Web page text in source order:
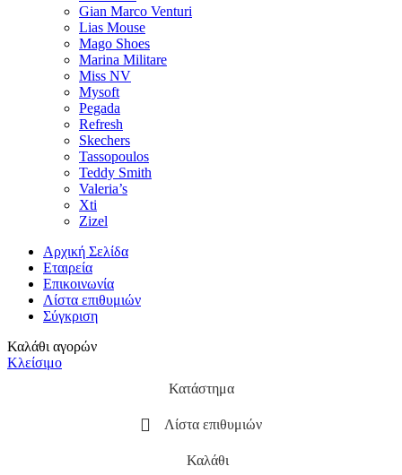
Gian Marco Venturi
Lias Mouse
Mago Shoes
Marina Militare
Miss NV
Mysoft
Pegada
Refresh
Skechers
Tassopoulos
Teddy Smith
Valeria’s
Xti
Zizel
Αρχική Σελίδα
Εταιρεία
Επικοινωνία
Λίστα επιθυμιών
Σύγκριση
Καλάθι αγορών
Κλείσιμο
Κατάστημα
Λίστα επιθυμιών
Καλάθι